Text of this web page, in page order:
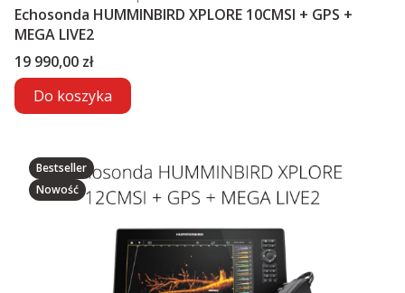
Echosonda HUMMINBIRD XPLORE 10CMSI + GPS +
MEGA LIVE2
Cena
19 990,00 zł
Do koszyka
Bestseller
Nowość